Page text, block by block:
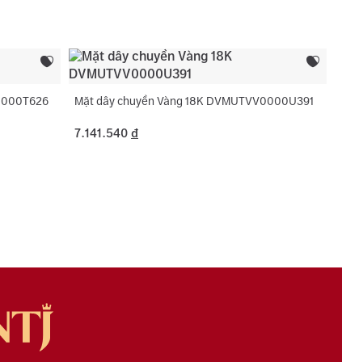
Trắng
Hình tròn
Mặt dây chuyền Vàng 18K DVMUTVV0000U391
7.141.540 đ